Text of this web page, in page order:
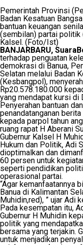
Pemerintah Provinsi
Badan Kesatuan
bantuan keuangan
(sembilan) partai politik
Kalsel. (Foto/Ist)
BANJARBARU,
terhadap penguatan
demokrasi di Banua,
Selatan melalui Badan
(Kesbangpol),
Rp20.578.180.000
yang mendapat kursi di
Penyerahan bantuan
penandatanganan
kepada parpol tahun
ruang rapat H Aberani
Gubernur Kalsel H
Hukum dan Politik, Adi
dioptimalkan dan
60 persen untuk
seperti pendidikan
operasional partai.
“Agar kemanfaatannya
Banua di Kalimantan
Muhidin,red), ” ujar Adi
Pada kesempatan itu,
Gubernur H Muhidin
politik yang
bersama yang terjakin.
untuk menjadikan